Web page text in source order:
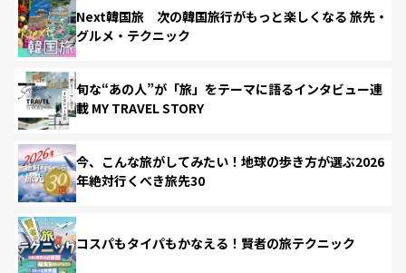
Next韓国旅 次の韓国旅行がもっと楽しくなる 旅先・
グルメ・テクニック
旬な“あの人”が「旅」をテーマに語るインタビュー連
載 MY TRAVEL STORY
今、こんな旅がしてみたい！地球の歩き方が選ぶ2026
年絶対行くべき旅先30
コスパもタイパもかなえる！賢者の旅テクニック